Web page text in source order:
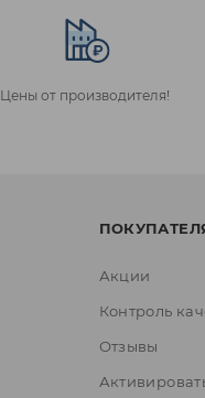
Цены от производителя!
Акции
Контроль
Отзывы